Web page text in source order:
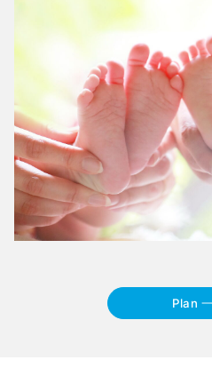
Plan